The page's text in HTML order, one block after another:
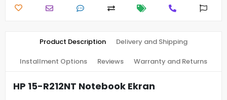
Product Description Delivery and Shipping
Installment Options Reviews Warranty and Returns
HP 15-R212NT Notebook Ekran